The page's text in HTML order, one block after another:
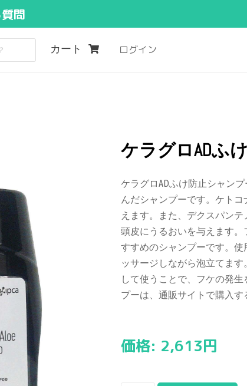
問
カート ログイン
ケラグロADふ
ケラグロADふけ防止シャン
んだシャンプーです。ケト
えます。また、デクスパン
頭皮にうるおいを与えます
すすめのシャンプーです。
ッサージしながら泡立てま
して使うことで、フケの発
プーは、通販サイトで購入
価格: 2,613円